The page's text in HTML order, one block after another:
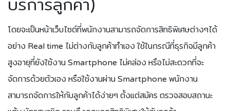
บริการลูกค้า)
โดยจะเป็นหน้าเว็บไซต์ที่พนักงานสามารถจัดการสิทธิพิเศษต่างๆได้
อย่าง Real time ไม่ต่างกับลูกค้าทำเอง ใช้ในกรณีที่ธุรกิจมีลูกค้า
สูงอายุที่ยังใช้งาน Smartphone ไม่คล่อง หรือไม่สะดวกที่จะ
จัดการด้วยตัวเอง หรือใช้งานผ่าน Smartphone พนักงาน
สามารถจัดการให้กับลูกค้าได้ง่ายๆ ตั้งแต่สมัคร ตรวจสอบสถานะ